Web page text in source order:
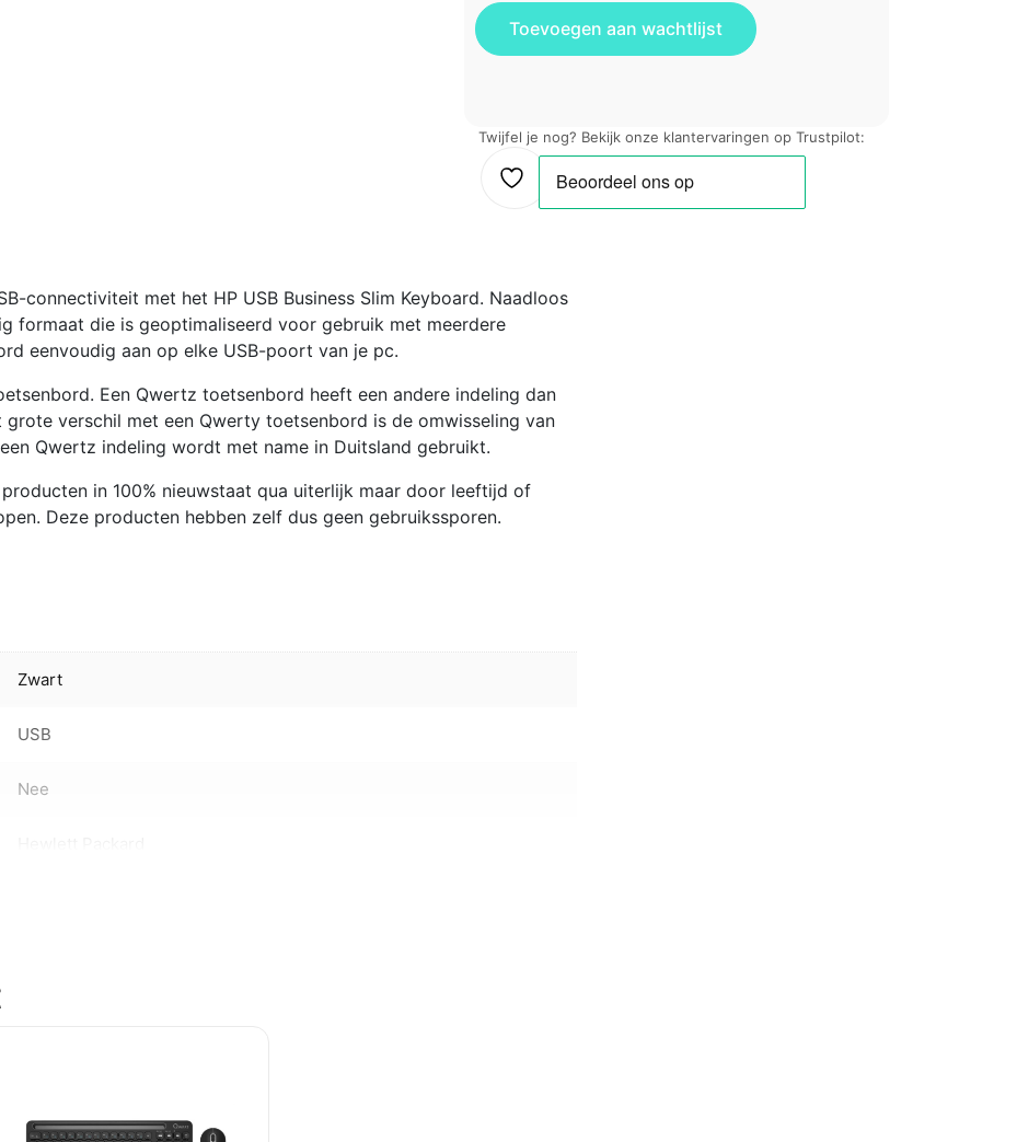
Twijfel je nog? Bekijk onze klantervaringen op Trustpilot:
connectiviteit met het HP USB Business Slim Keyboard. Naadloos
formaat die is geoptimaliseerd voor gebruik met meerdere
eenvoudig aan op elke USB-poort van je pc.
Een Qwertz toetsenbord heeft een andere indeling dan
verschil met een Qwerty toetsenbord is de omwisseling van
Qwertz indeling wordt met name in Duitsland gebruikt.
in 100% nieuwstaat qua uiterlijk maar door leeftijd of
Deze producten hebben zelf dus geen gebruikssporen.
Zwart
USB
Nee